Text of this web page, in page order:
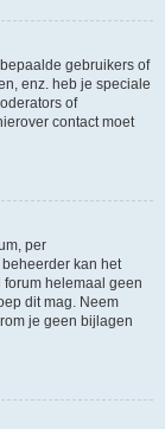
gebruikers of
enz. heb je speciale
of
contact moet
per
kan het
helemaal geen
dit mag. Neem
je geen bijlagen